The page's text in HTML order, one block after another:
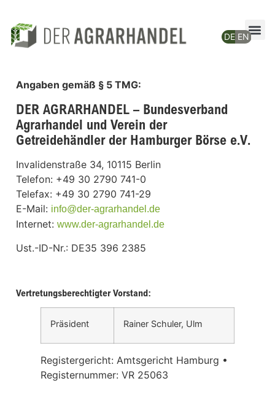
Angaben gemäß § 5 TMG:
DER AGRARHANDEL – Bundesverband
Agrarhandel und Verein der
Getreidehändler der Hamburger Börse e.V.
Invalidenstraße 34, 10115 Berlin
Telefon: +49 30 2790 741-0
Telefax: +49 30 2790 741-29
E-Mail: info@der-agrarhandel.de
Internet: www.der-agrarhandel.de
Ust.-ID-Nr.: DE35 396 2385
Vertretungsberechtigter Vorstand:
Präsident Rainer Schuler, Ulm
Registergericht: Amtsgericht Hamburg •
Registernummer: VR 25063